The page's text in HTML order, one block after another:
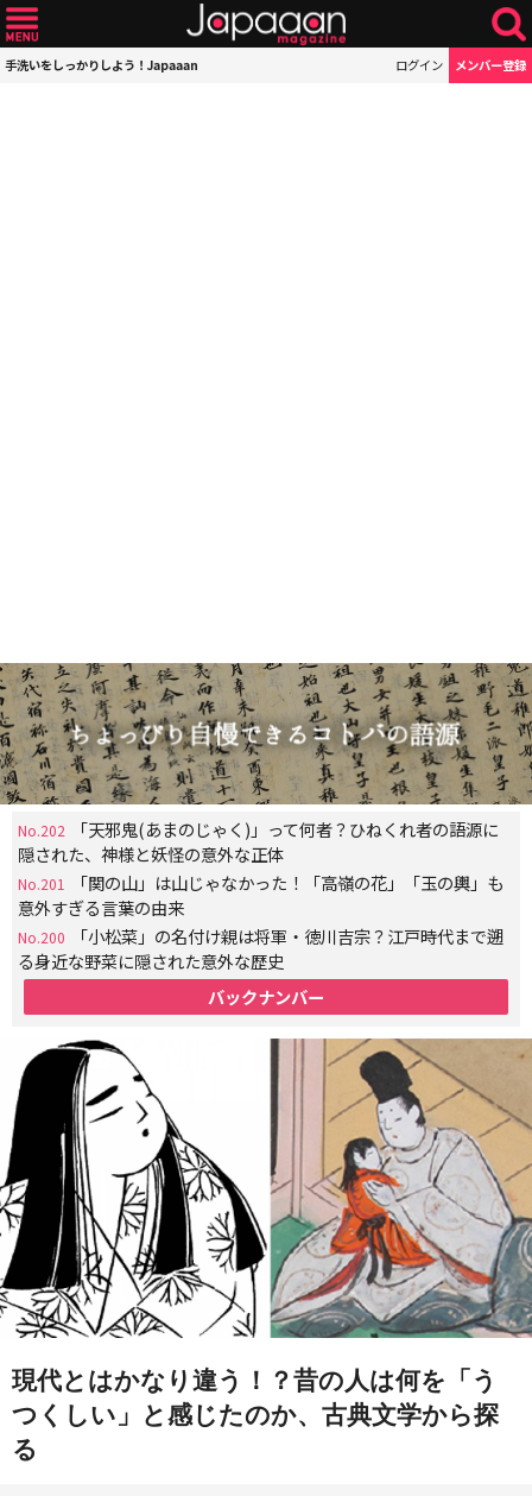
手洗いをしっかりしよう！Japaaan ログイン メンバー登録
No.202
「天邪鬼(あまのじゃく)」って何者？ひねくれ者の語源に
隠された、神様と妖怪の意外な正体
No.201
「関の山」は山じゃなかった！「高嶺の花」「玉の輿」も
意外すぎる言葉の由来
No.200
「小松菜」の名付け親は将軍・徳川吉宗？江戸時代まで遡
る身近な野菜に隠された意外な歴史
バックナンバー
現代とはかなり違う！？昔の人は何を「う
つくしい」と感じたのか、古典文学から探
る